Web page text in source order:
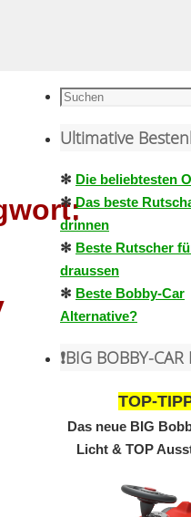
Suche
Ultimative
✻ Die beliebtesten
✻Das beste
drinnen
✻ Beste Rutscher
draussen
✻ Beste Bobby-Car
Alternative?
❗️BIG BOBBY-CAR
TOP-
Das neue BIG
Licht & TOP